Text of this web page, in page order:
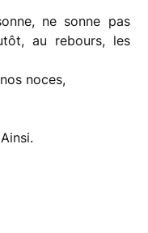
ne sonne pas
au rebours, les
noces,